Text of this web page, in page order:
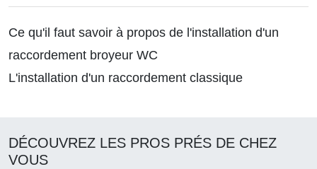
Ce qu'il faut savoir à propos de l'installation d'un
raccordement broyeur WC
L'installation d'un raccordement classique
DÉCOUVREZ LES PROS PRÉS DE CHEZ
VOUS